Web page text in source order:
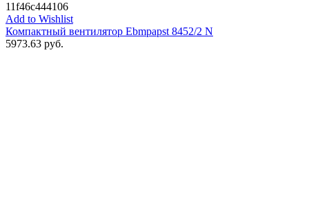
11f46c444106
Add to Wishlist
Компактный вентилятор Ebmpapst 8452/2 N
5973.63 руб.